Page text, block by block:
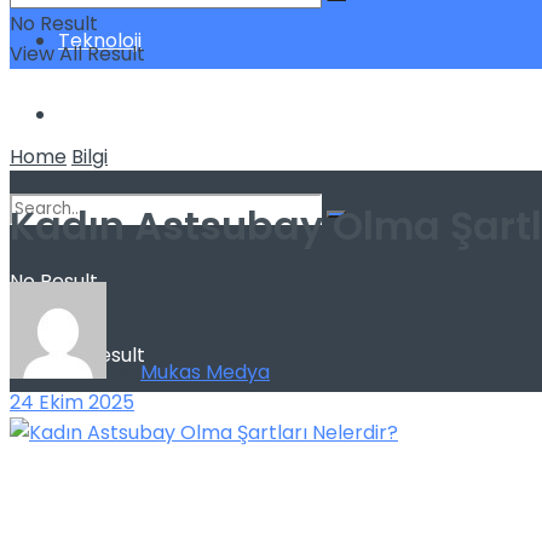
Teknoloji
No Result
View All Result
No Result
View All Result
Home Bilgi
Kadın Astsubay Olma
Mukas Medya
24 Ekim 2025